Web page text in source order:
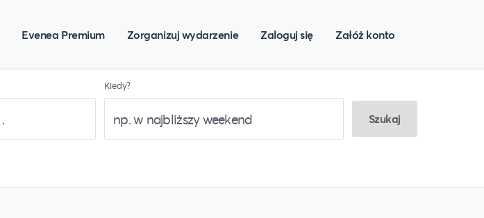
Evenea Premium Zorganizuj wydarzenie Zaloguj się Załóż konto
Kiedy?
Szukaj